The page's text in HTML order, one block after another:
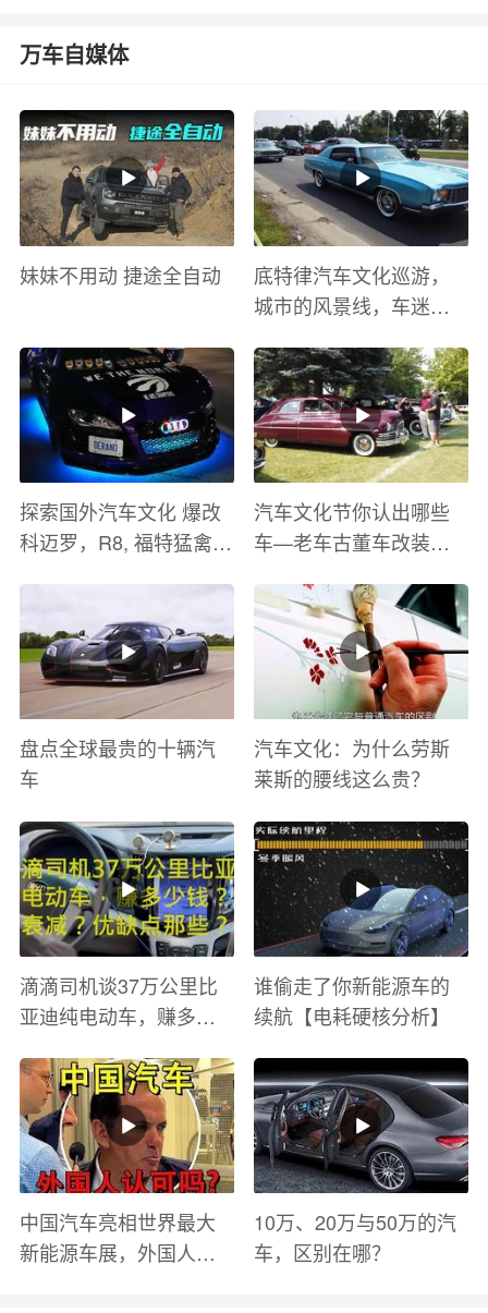
万车自媒体
妹妹不用动 捷途全自动
底特律汽车文化巡游，
城市的风景线，车迷的
探索国外汽车文化 爆改
科迈罗，R8, 福特猛禽
汽车文化节你认出哪些
车—老车古董车改装车
盘点全球最贵的十辆汽
车
汽车文化：为什么劳斯
莱斯的腰线这么贵？
滴滴司机谈37万公里比
亚迪纯电动车，赚多少
有哪些？
谁偷走了你新能源车的
续航【电耗硬核分析】
中国汽车亮相世界最大
新能源车展，外国人怎
10万、20万与50万的汽
车，区别在哪？